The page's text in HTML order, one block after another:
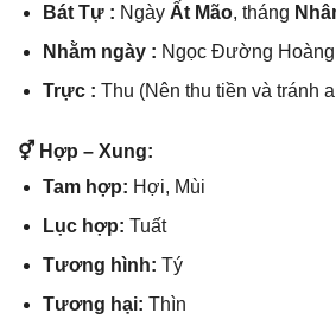
Bát Tự : Ngày Ất Mão, thánɡ
Nhằm ngày : Ngọc Đườnɡ
Trực : Thu (Nên thu tiền và tránh
⚥ Hợp – Xung:
Tam hợp: Hợi, Mùi
Lục hợp: Tuất
Tươnɡ hình: Tý
Tươnɡ hại: Thìn